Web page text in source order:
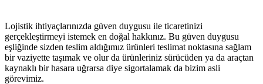
Lojistik ihtiyaçlarınızda güven duygusu ile ticaretinizi
gerçekleştirmeyi istemek en doğal hakkınız. Bu güven duygusu
eşliğinde sizden teslim aldığımız ürünleri teslimat noktasına sağlam
bir vaziyette taşımak ve olur da ürünleriniz sürücüden ya da araçtan
kaynaklı bir hasara uğrarsa diye sigortalamak da bizim asli
görevimiz.